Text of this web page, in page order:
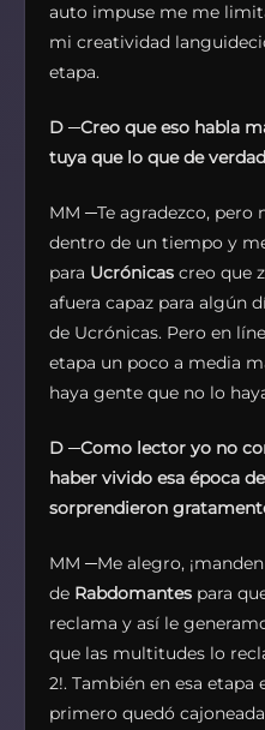
auto impuse me me
mi creatividad
etapa.
D ─Creo que eso habla
tuya que lo que de
MM ─Te agradezco, pero
dentro de un tiempo y
para Ucrónicas creo que
afuera capaz para algún
de Ucrónicas. Pero en
etapa un poco a media
haya gente que no lo
D ─Como lector yo no
haber vivido esa época
sorprendieron
MM ─Me alegro,
de Rabdomantes para
reclama y así le
que las multitudes lo
2!. También en esa etapa
primero quedó